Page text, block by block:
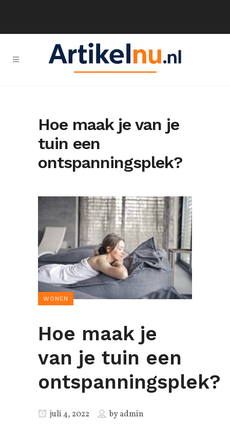
Hoe maak je van je
tuin een
ontspanningsplek?
WONEN
Hoe maak je
van je tuin een
ontspanningsplek?
juli 4, 2022 byadmin